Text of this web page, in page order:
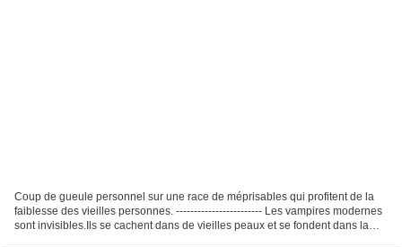
Coup de gueule personnel sur une race de méprisables qui profitent de la
faiblesse des vieilles personnes. ------------------------ Les vampires modernes
sont invisibles.Ils se cachent dans de vieilles peaux et se fondent dans la